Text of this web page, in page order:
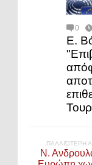
0
Ε.
ΠΑΛΑΙΌΤΕΡΗ
Ν.